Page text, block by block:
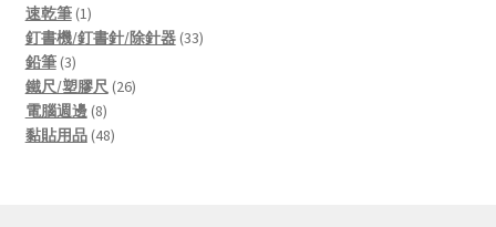
速乾筆 11
product
釘書機/釘書針/除針器 3333
鉛筆 33
products
鐵尺/塑膠尺 2626
電腦週邊 88
products
黏貼用品 4848